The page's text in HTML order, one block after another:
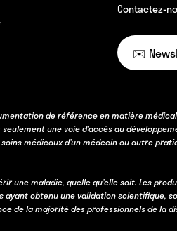
Contactez-
✉️
de référence en matière
une voie d’accès au
médicaux d’un médecin ou autre
une maladie, quelle qu’elle soit. Les
obtenu une validation scientifique,
de la majorité des professionnels de la